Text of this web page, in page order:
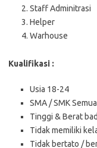
Staff Adminitrasi
Helper
Warhouse
Kualifikasi :
Usia 18-24
SMA / SMK
Tinggi & Berat
Tidak memiliki
Tidak bertato /